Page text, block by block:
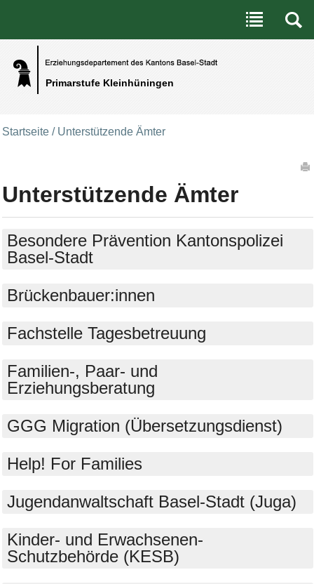
Primarstufe Kleinhüningen
Benutzerspezifische Werkzeuge
Direkt zum Inhalt|Direkt zur Navigation
Startseite / Unterstützende Ämter
Unterstützende Ämter
Besondere Prävention Kantonspolizei
Basel-Stadt
Brückenbauer:innen
Fachstelle Tagesbetreuung
Familien-, Paar- und
Erziehungsberatung
GGG Migration (Übersetzungsdienst)
Help! For Families
Jugendanwaltschaft Basel-Stadt (Juga)
Kinder- und Erwachsenen-
Schutzbehörde (KESB)